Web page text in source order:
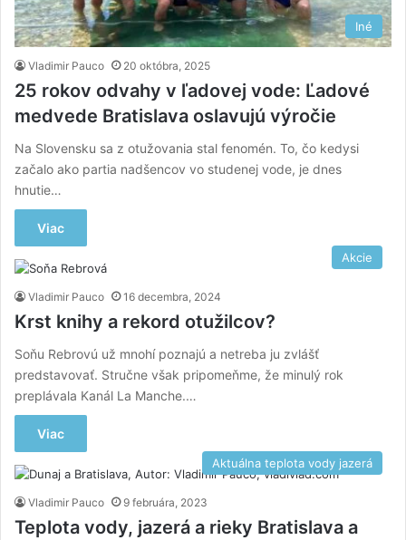
Iné
Vladimir Pauco 20 októbra, 2025
25 rokov odvahy v ľadovej vode: Ľadové
medvede Bratislava oslavujú výročie
Na Slovensku sa z otužovania stal fenomén. To, čo kedysi
začalo ako partia nadšencov vo studenej vode, je dnes
hnutie…
Viac
Akcie
Vladimir Pauco 16 decembra, 2024
Krst knihy a rekord otužilcov?
Soňu Rebrovú už mnohí poznajú a netreba ju zvlášť
predstavovať. Stručne však pripomeňme, že minulý rok
preplávala Kanál La Manche.…
Viac
Aktuálna teplota vody jazerá
Vladimir Pauco 9 februára, 2023
Teplota vody, jazerá a rieky Bratislava a